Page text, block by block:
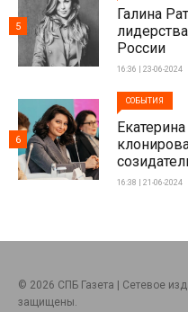
Галина
России
16:36 | 23-06-2024
5
СОБЫТИЯ
16:38 | 21-06-2024
6
© 2026 СПБ Газета | Сетевое
защищены.